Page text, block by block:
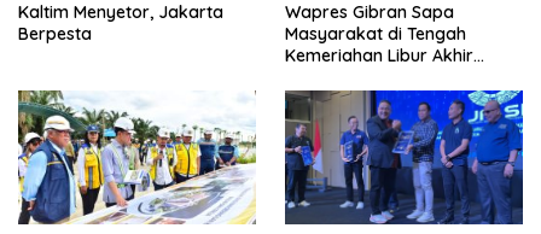
Kaltim Menyetor, Jakarta
Berpesta
Wapres Gibran Sapa
Masyarakat di Tengah
Kemeriahan Libur Akhir